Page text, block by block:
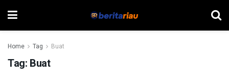
Home Tag Buat
Tag: Buat